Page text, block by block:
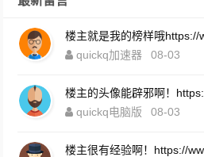
楼主就是我的榜样哦https://
quickq加速器
08-03
楼主的头像能辟邪啊！
quickq电脑版
08-03
楼主很有经验啊！https://